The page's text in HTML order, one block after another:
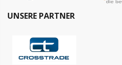
UNSERE PARTNER